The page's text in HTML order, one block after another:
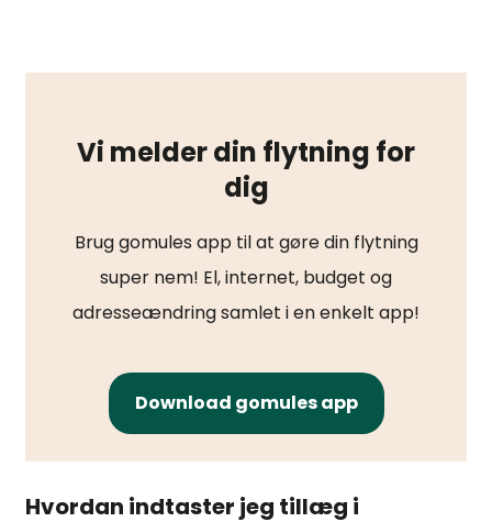
Vi melder din flytning for
dig
Brug gomules app til at gøre din flytning
super nem! El, internet, budget og
adresseændring samlet i en enkelt app!
Download gomules app
Hvordan indtaster jeg tillæg i